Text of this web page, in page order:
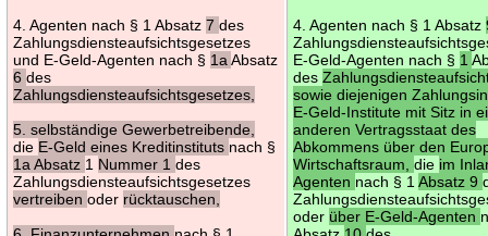
4. Agenten nach § 1 Absatz7des
Zahlungsdiensteaufsichtsgesetzes
und E-Geld-Agenten nach § 1aAbsatz
6des
Zahlungsdiensteaufsichtsgesetzes,
5. selbständige Gewerbetreibende,
die E-Geld eines Kreditinstituts nach §
1a Absatz 1 Nummer 1des
Zahlungsdiensteaufsichtsgesetzes
vertreibenoder rücktauschen,
4. Agenten nach § 1 Absatz
E-Geld-Agenten nach § 1
des
sowie diejenigen
E-Geld-Institute mit Sitz in
anderen Vertragsstaat des
Abkommens über den
Wirtschaftsraum,die im
Agenten nach § 1Absatz 9
oder über E-Geld-Agenten